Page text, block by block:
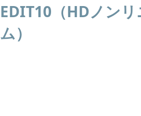
EDIT10（HDノン
ム）